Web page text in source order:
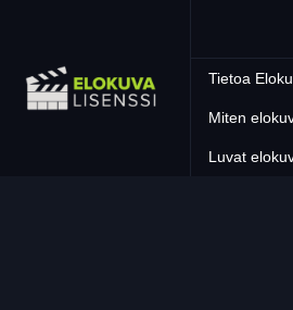
Tietoa
Miten
Luvat